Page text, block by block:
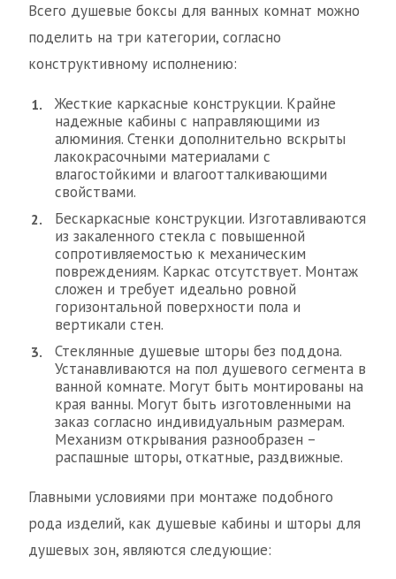
Всего душевые боксы для ванных комнат можно
поделить на три категории, согласно
конструктивному исполнению:
Жесткие каркасные конструкции. Крайне
надежные кабины с направляющими из
алюминия. Стенки дополнительно вскрыты
лакокрасочными материалами с
влагостойкими и влагоотталкивающими
свойствами.
Бескаркасные конструкции. Изготавливаются
из закаленного стекла с повышенной
сопротивляемостью к механическим
повреждениям. Каркас отсутствует. Монтаж
сложен и требует идеально ровной
горизонтальной поверхности пола и
вертикали стен.
Стеклянные душевые шторы без поддона.
Устанавливаются на пол душевого сегмента в
ванной комнате. Могут быть монтированы на
края ванны. Могут быть изготовленными на
заказ согласно индивидуальным размерам.
Механизм открывания разнообразен –
распашные шторы, откатные, раздвижные.
Главными условиями при монтаже подобного
рода изделий, как душевые кабины и шторы для
душевых зон, являются следующие: